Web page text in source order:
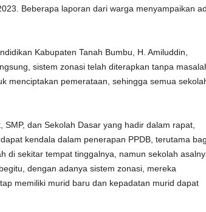
Beberapa laporan dari warga menyampaikan
Kabupaten Tanah Bumbu, H. Amiluddin,
sistem zonasi telah diterapkan tanpa
menciptakan pemerataan, sehingga semua
dan Sekolah Dasar yang hadir dalam rapat,
kendala dalam penerapan PPDB, terutama
di sekitar tempat tinggalnya, namun sekolah
dengan adanya sistem zonasi, mereka
memiliki murid baru dan kepadatan murid dapat